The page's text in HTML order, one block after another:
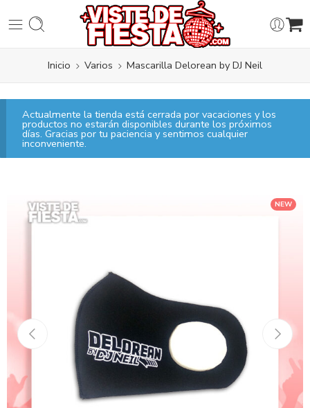
Inicio Varios Mascarilla Delorean by DJ Neil
Actualmente la tienda está cerrada por vacaciones y los
productos no estarán disponibles durante los próximos
días. Gracias por tu paciencia y sentimos cualquier
inconveniente.
NEW